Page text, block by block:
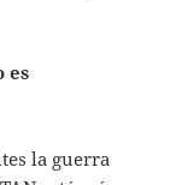
es
la guerra